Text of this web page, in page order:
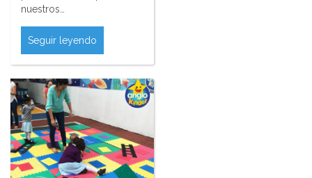
nuestros…
Seguir leyendo